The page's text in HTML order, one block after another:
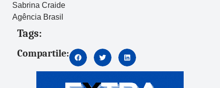
Sabrina Craide
Agência Brasil
Tags:
Compartile: